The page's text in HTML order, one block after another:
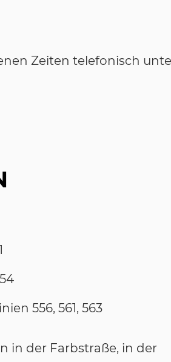
Zeiten telefonisch
556, 561, 563
in der Farbstraße, in der